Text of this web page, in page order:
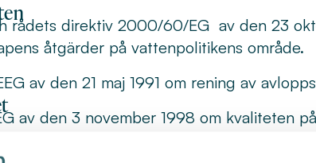
rådets direktiv 2000/60/EG av den 23
åtgärder på vattenpolitikens område.
av den 21 maj 1991 om rening av
av den 3 november 1998 om kvaliteten
rådets direktiv 2007/60/EG av den 23